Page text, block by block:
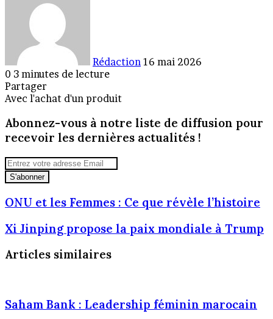
Rédaction 16 mai 2026
0 3 minutes de lecture
Partager
Facebook
X
Linkedin
Messenger
Messenger
WhatsApp
Telegram
Partager
email
Imprimer
Avec l'achat d'un produit
Abonnez-vous à notre liste de diffusion pour
recevoir les dernières actualités !
Entrez
votre
adresse
Email
ONU
les
Femmes
Ce
l’histoire
ONU et les Femmes : Ce que révèle l’histoire
Xi
Jinping
propose
à
Trump
Xi Jinping propose la paix mondiale à Trump
Articles similaires
Saham Bank : Leadership féminin marocain